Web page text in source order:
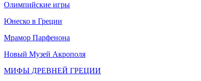
Олимпийские игры
Юнеско в Греции
Мрамор Парфенона
Новый Музей Акрополя
МИФЫ ДРЕВНЕЙ ГРЕЦИИ